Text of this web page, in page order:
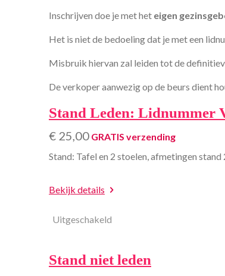
Inschrijven doe je met het eigen
Het is niet de bedoeling dat je met een
Misbruik hiervan zal leiden tot de
De verkoper aanwezig op de beurs dient
Stand Leden:
€ 25,00 GRATIS verzending
Stand: Tafel en 2 stoelen, afmetingen stand
Bekijk details
Uitgeschakeld
Stand niet leden